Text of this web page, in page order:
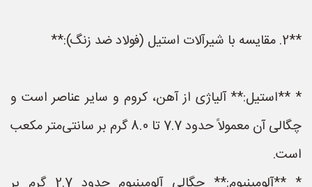
**2. مقایسه با شیرآلات استیل (فولاد ضد زنگ):**
* **استیل:** آلیاژی از آهن، کروم و سایر عناصر است و
چگالی آن معمولاً حدود 7.7 تا 8.0 گرم بر سانتی‌متر مکعب
است.